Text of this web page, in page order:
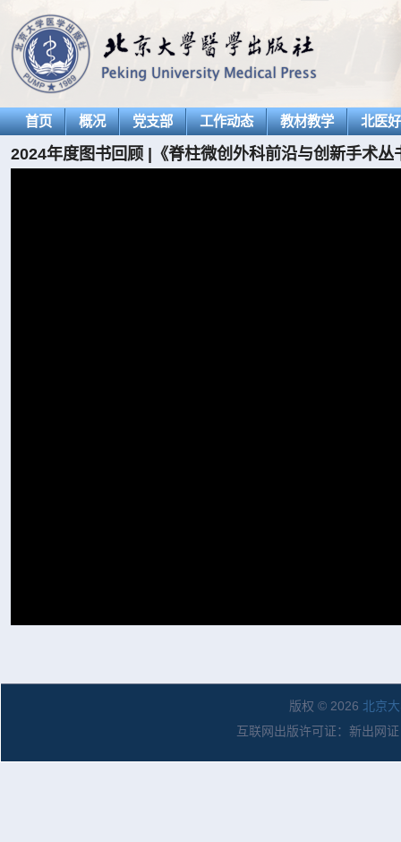
首页 概况 党支部 工作动态 教材教学 北医
2024年度图书回顾 |《脊柱微创外科前沿与创新手术丛
版权 © 2026 北京
互联网出版许可证：新出网